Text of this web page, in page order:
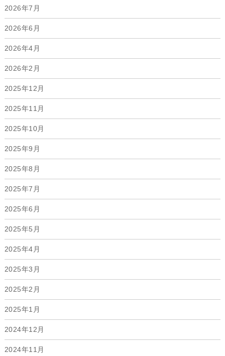
2026年7月
2026年6月
2026年4月
2026年2月
2025年12月
2025年11月
2025年10月
2025年9月
2025年8月
2025年7月
2025年6月
2025年5月
2025年4月
2025年3月
2025年2月
2025年1月
2024年12月
2024年11月